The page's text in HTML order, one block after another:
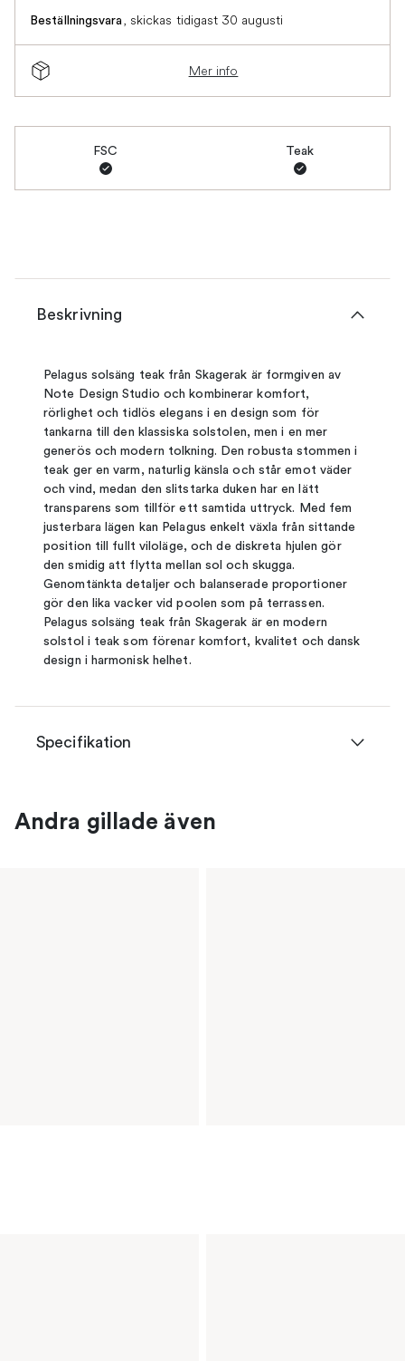
Beställningsvara, skickas tidigast 30 augusti
Mer info
FSC Teak
Beskrivning
Pelagus solsäng teak från Skagerak är formgiven av
Note Design Studio och kombinerar komfort,
rörlighet och tidlös elegans i en design som för
tankarna till den klassiska solstolen, men i en mer
generös och modern tolkning. Den robusta stommen i
teak ger en varm, naturlig känsla och står emot väder
och vind, medan den slitstarka duken har en lätt
transparens som tillför ett samtida uttryck. Med fem
justerbara lägen kan Pelagus enkelt växla från sittande
position till fullt viloläge, och de diskreta hjulen gör
den smidig att flytta mellan sol och skugga.
Genomtänkta detaljer och balanserade proportioner
gör den lika vacker vid poolen som på terrassen.
Pelagus solsäng teak från Skagerak är en modern
solstol i teak som förenar komfort, kvalitet och dansk
design i harmonisk helhet.
Specifikation
Andra gillade även